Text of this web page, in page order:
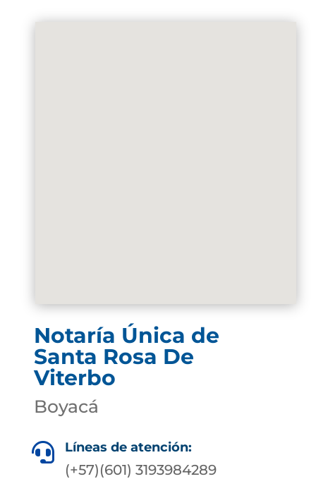
Notaría Única de
Santa Rosa De
Viterbo
Boyacá
 Líneas de atención:
(+57)(601) 3193984289